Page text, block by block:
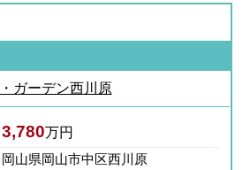
ガーデン西川原
3,780万円
岡山県岡山市中区西川原